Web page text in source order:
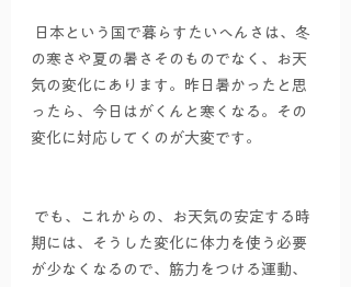
の寒さや夏の暑さそのものでなく、お天
気の変化にあります。昨日暑かったと思
ったら、今日はがくんと寒くなる。その
変化に対応してくのが大変です。
期には、そうした変化に体力を使う必要
が少なくなるので、筋力をつける運動、